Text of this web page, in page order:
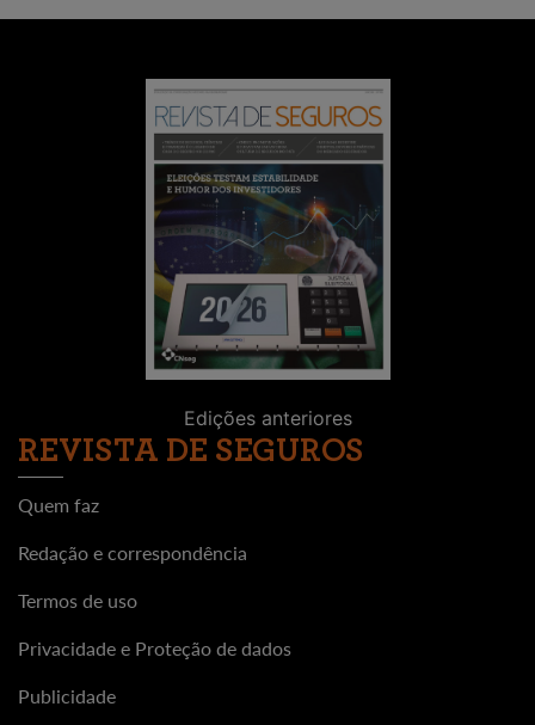
Edições anteriores
REVISTA DE SEGUROS
Quem faz
Redação e correspondência
Termos de uso
Privacidade e Proteção de dados
Publicidade